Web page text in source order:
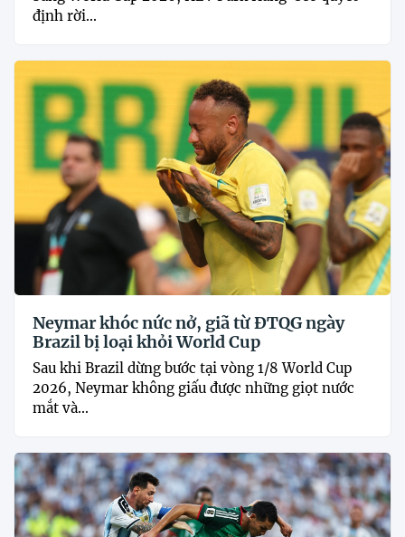
định rời...
Neymar khóc nức nở, giã từ ĐTQG ngày
Brazil bị loại khỏi World Cup
Sau khi Brazil dừng bước tại vòng 1/8 World Cup
2026, Neymar không giấu được những giọt nước
mắt và...